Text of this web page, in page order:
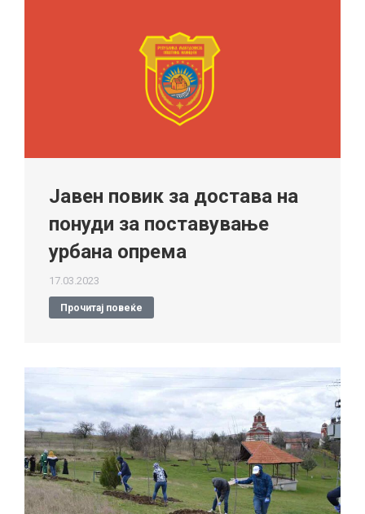
Јавен повик за достава на
понуди за поставување
урбана опрема
17.03.2023
Прочитај повеќе